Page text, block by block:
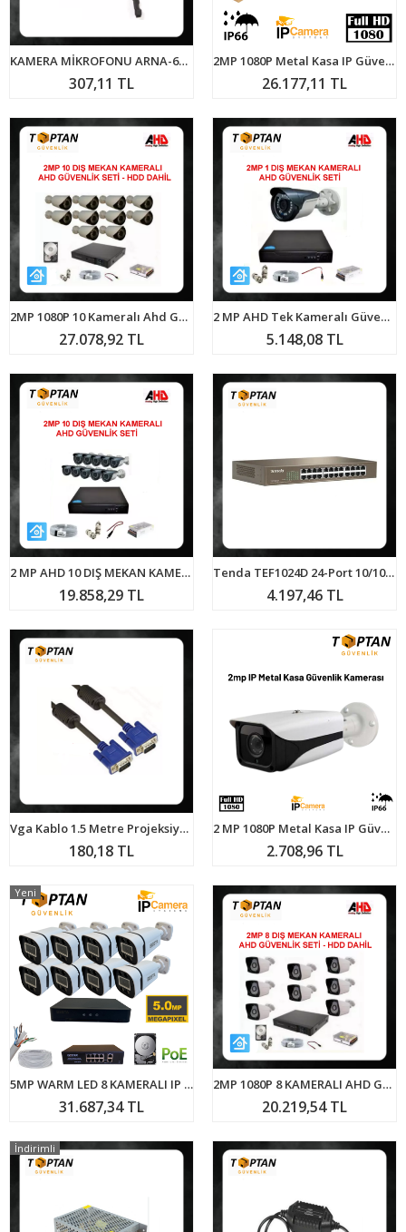
KAMERA MİKROFONU ARNA-6101
307,11 TL
2MP 1080P Metal Kasa IP Güvenlik Kamerası ARNA-1092 10'LU AVANTAJLI KOLİ
26.177,11 TL
2MP 1080P 10 Kameralı Ahd Güvenlik Seti 1 TB Harddisk Dahil ARNA-7410
27.078,92 TL
2 MP AHD Tek Kameralı Güvenlik Seti ARNA-7121
5.148,08 TL
2 MP AHD 10 DIŞ MEKAN KAMERALI GÜVENLİK SETİ ARNA-7120
19.858,29 TL
Tenda TEF1024D 24-Port 10/100Mbps Switch
4.197,46 TL
Vga Kablo 1.5 Metre Projeksiyon Monitör Lcd Görüntü Kablosu ARNA-6061
180,18 TL
2 MP 1080P Metal Kasa IP Güvenlik Kamerası ARNA-1092
2.708,96 TL
5MP WARM LED 8 KAMERALI IP GÜVENLİK SETİ 1TB HARDDİSK DAHİL ARNA-1248
31.687,34 TL
Yeni
2MP 1080P 8 KAMERALI AHD GÜVENLİK SETİ 500 GB HARDDİSK DAHİL ARNA-7328
20.219,54 TL
İndirimli